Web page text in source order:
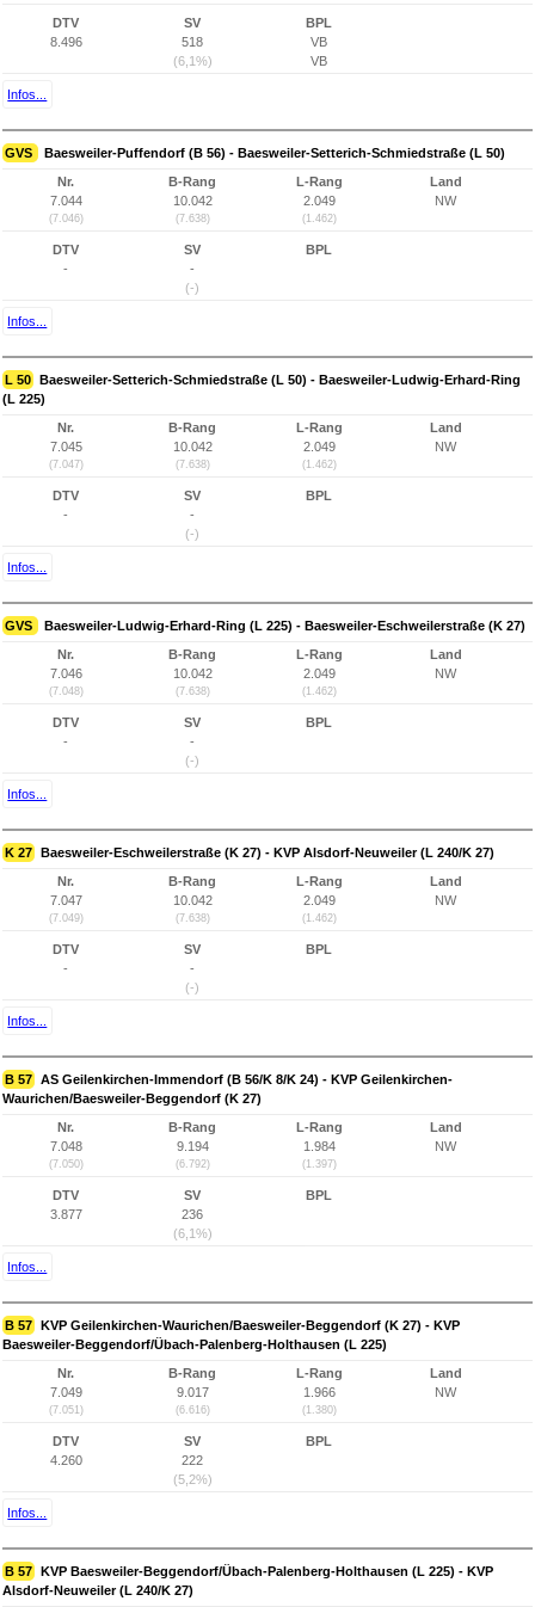
DTV
8.496
SV
518
(6,1%)
BPL
VB
VB
Infos...
GVS Baesweiler-Puffendorf (B 56) - Baesweiler-Setterich-Schmiedstraße (L 50)
Nr.
7.044
(7.046)
B-Rang
10.042
(7.638)
L-Rang
2.049
(1.462)
Land
NW
DTV
-
SV
-
(-)
BPL
Infos...
L 50 Baesweiler-Setterich-Schmiedstraße (L 50) - Baesweiler-Ludwig-Erhard-Ring
(L 225)
Nr.
7.045
(7.047)
B-Rang
10.042
(7.638)
L-Rang
2.049
(1.462)
Land
NW
DTV
-
SV
-
(-)
BPL
Infos...
GVS Baesweiler-Ludwig-Erhard-Ring (L 225) - Baesweiler-Eschweilerstraße (K 27)
Nr.
7.046
(7.048)
B-Rang
10.042
(7.638)
L-Rang
2.049
(1.462)
Land
NW
DTV
-
SV
-
(-)
BPL
Infos...
K 27 Baesweiler-Eschweilerstraße (K 27) - KVP Alsdorf-Neuweiler (L 240/K 27)
Nr.
7.047
(7.049)
B-Rang
10.042
(7.638)
L-Rang
2.049
(1.462)
Land
NW
DTV
-
SV
-
(-)
BPL
Infos...
B 57 AS Geilenkirchen-Immendorf (B 56/K 8/K 24) - KVP Geilenkirchen-
Waurichen/Baesweiler-Beggendorf (K 27)
Nr.
7.048
(7.050)
B-Rang
9.194
(6.792)
L-Rang
1.984
(1.397)
Land
NW
DTV
3.877
SV
236
(6,1%)
BPL
Infos...
B 57 KVP Geilenkirchen-Waurichen/Baesweiler-Beggendorf (K 27) - KVP
Baesweiler-Beggendorf/Übach-Palenberg-Holthausen (L 225)
Nr.
7.049
(7.051)
B-Rang
9.017
(6.616)
L-Rang
1.966
(1.380)
Land
NW
DTV
4.260
SV
222
(5,2%)
BPL
Infos...
B 57 KVP Baesweiler-Beggendorf/Übach-Palenberg-Holthausen (L 225) - KVP
Alsdorf-Neuweiler (L 240/K 27)